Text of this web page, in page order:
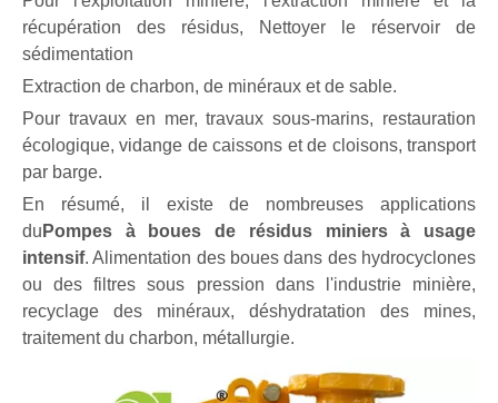
récupération des résidus, Nettoyer le réservoir de
sédimentation
Extraction de charbon, de minéraux et de sable.
Pour travaux en mer, travaux sous-marins, restauration
écologique, vidange de caissons et de cloisons, transport
par barge.
En résumé, il existe de nombreuses applications
du Pompes à boues de résidus miniers à usage
intensif. Alimentation des boues dans des hydrocyclones
ou des filtres sous pression dans l'industrie minière,
recyclage des minéraux, déshydratation des mines,
traitement du charbon, métallurgie.